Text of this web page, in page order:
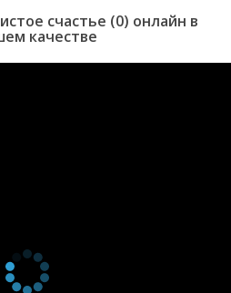
счастье (0) онлайн в
качестве